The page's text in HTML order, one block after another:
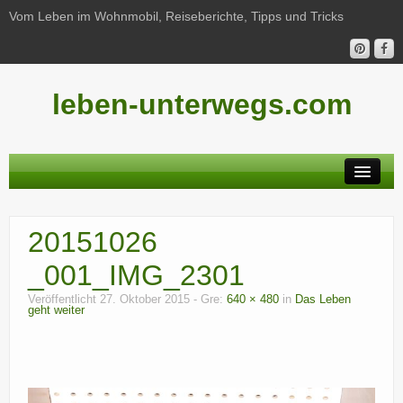
Vom Leben im Wohnmobil, Reiseberichte, Tipps und Tricks
leben-unterwegs.com
Reiseberichte
Unterwegs
Haushalt
Wohnmobil-Technik
20151026
_001_IMG_2301
Veröffentlicht 27. Oktober 2015 - Gre: 640 × 480 in Das Leben
geht weiter